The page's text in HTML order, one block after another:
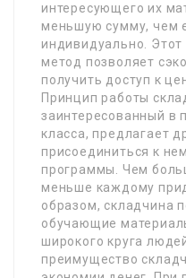
интересующего их
меньшую сумму, чем
индивидуально. Этот
метод позволяет
получить доступ к
Принцип работы
заинтересованный в
класса, предлагает
присоединиться к
программы. Чем
меньше каждому
образом, складчина
обучающие
широкого круга
преимущество